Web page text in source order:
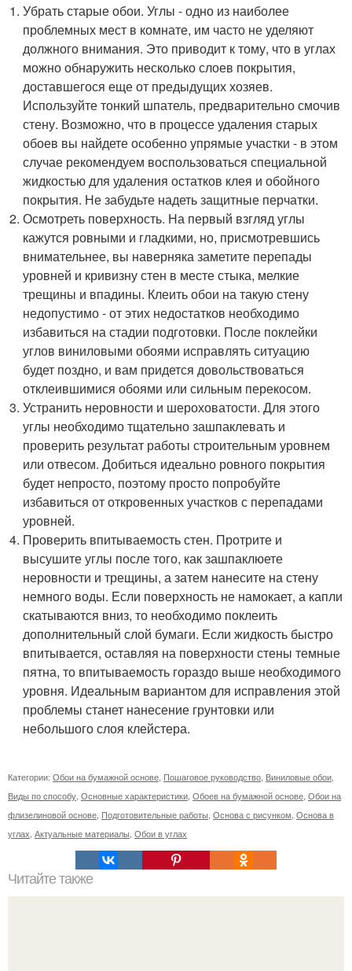
Убрать старые обои. Углы - одно из наиболее
проблемных мест в комнате, им часто не уделяют
должного внимания. Это приводит к тому, что в углах
можно обнаружить несколько слоев покрытия,
доставшегося еще от предыдущих хозяев.
Используйте тонкий шпатель, предварительно смочив
стену. Возможно, что в процессе удаления старых
обоев вы найдете особенно упрямые участки - в этом
случае рекомендуем воспользоваться специальной
жидкостью для удаления остатков клея и обойного
покрытия. Не забудьте надеть защитные перчатки.
Осмотреть поверхность. На первый взгляд углы
кажутся ровными и гладкими, но, присмотревшись
внимательнее, вы наверняка заметите перепады
уровней и кривизну стен в месте стыка, мелкие
трещины и впадины. Клеить обои на такую стену
недопустимо - от этих недостатков необходимо
избавиться на стадии подготовки. После поклейки
углов виниловыми обоями исправлять ситуацию
будет поздно, и вам придется довольствоваться
отклеившимися обоями или сильным перекосом.
Устранить неровности и шероховатости. Для этого
углы необходимо тщательно зашпаклевать и
проверить результат работы строительным уровнем
или отвесом. Добиться идеально ровного покрытия
будет непросто, поэтому просто попробуйте
избавиться от откровенных участков с перепадами
уровней.
Проверить впитываемость стен. Протрите и
высушите углы после того, как зашпаклюете
неровности и трещины, а затем нанесите на стену
немного воды. Если поверхность не намокает, а капли
скатываются вниз, то необходимо поклеить
дополнительный слой бумаги. Если жидкость быстро
впитывается, оставляя на поверхности стены темные
пятна, то впитываемость гораздо выше необходимого
уровня. Идеальным вариантом для исправления этой
проблемы станет нанесение грунтовки или
небольшого слоя клейстера.
Категории: Обои на бумажной основе Пошаговое руководство Виниловые обои
Виды по способу Основные характеристики Обоев на бумажной основе Обои на
флизелиновой основе Подготовительные работы Основа с рисунком Основа в
углах Актуальные материалы Обои в углах
Читайте также